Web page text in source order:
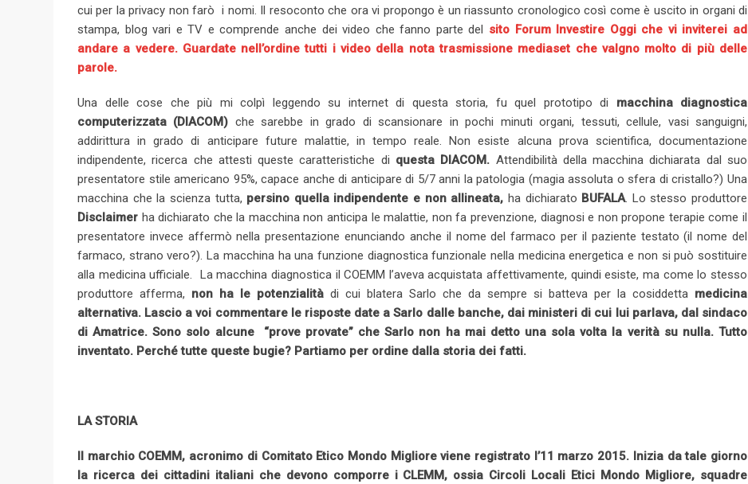
cui per la privacy non farò i nomi. Il resoconto che ora vi propongo è un riassunto cronologico così come è uscito in organi di
stampa, blog vari e TV e comprende anche dei video che fanno parte del sito Forum Investire Oggi che vi inviterei ad
andare a vedere. Guardate nell’ordine tutti i video della nota trasmissione mediaset che valgno molto di più delle
parole.
Una delle cose che più mi colpì leggendo su internet di questa storia, fu quel prototipo di macchina diagnostica
computerizzata (DIACOM) che sarebbe in grado di scansionare in pochi minuti organi, tessuti, cellule, vasi sanguigni,
addirittura in grado di anticipare future malattie, in tempo reale. Non esiste alcuna prova scientifica, documentazione
indipendente, ricerca che attesti queste caratteristiche di questa DIACOM. Attendibilità della macchina dichiarata dal suo
presentatore stile americano 95%, capace anche di anticipare di 5/7 anni la patologia (magia assoluta o sfera di cristallo?) Una
macchina che la scienza tutta, persino quella indipendente e non allineata, ha dichiarato BUFALA. Lo stesso produttore
Disclaimer ha dichiarato che la macchina non anticipa le malattie, non fa prevenzione, diagnosi e non propone terapie come il
presentatore invece affermò nella presentazione enunciando anche il nome del farmaco per il paziente testato (il nome del
farmaco, strano vero?). La macchina ha una funzione diagnostica funzionale nella medicina energetica e non si può sostituire
alla medicina ufficiale. La macchina diagnostica il COEMM l’aveva acquistata affettivamente, quindi esiste, ma come lo stesso
produttore afferma, non ha le potenzialità di cui blatera Sarlo che da sempre si batteva per la cosiddetta medicina
alternativa. Lascio a voi commentare le risposte date a Sarlo dalle banche, dai ministeri di cui lui parlava, dal sindaco
di Amatrice. Sono solo alcune “prove provate” che Sarlo non ha mai detto una sola volta la verità su nulla. Tutto
inventato. Perché tutte queste bugie? Partiamo per ordine dalla storia dei fatti.
LA STORIA
Il marchio COEMM, acronimo di Comitato Etico Mondo Migliore viene registrato l’11 marzo 2015. Inizia da tale giorno
la ricerca dei cittadini italiani che devono comporre i CLEMM, ossia Circoli Locali Etici Mondo Migliore, squadre